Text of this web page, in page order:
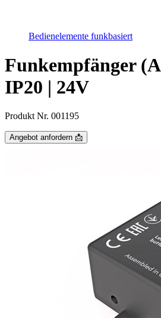
Bedienelemente funkbasiert
Funkempfänger
IP20 | 24V
Produkt Nr. 001195
Angebot anfordern 📩